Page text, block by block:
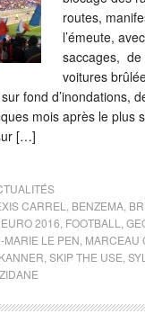
routes,
l’émeute,
saccages, de
voitures
fond d’inondations,
mois après le plus
[…]
CARREL BENZEMA,
EURO 2016 FOOTBALL
MARIE LE PEN MARCEAU
SKIP THE USE
ZIDANE